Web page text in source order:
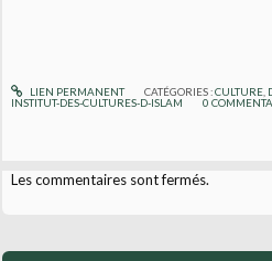
LIEN PERMANENT CATÉGORIES :CULTURE,
INSTITUT-DES-CULTURES-D-ISLAM
0
Les commentaires sont fermés.